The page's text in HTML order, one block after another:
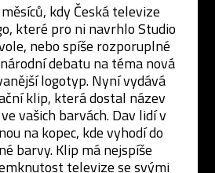
kdy Česká televize
které pro ni navrhlo Studio
nebo spíše rozporuplné
debatu na téma nová
logotyp. Nyní vydává
klip, která dostal název
vašich barvách. Dav lidí v
na kopec, kde vyhodí do
barvy. Klip má nejspíše
televize se svými